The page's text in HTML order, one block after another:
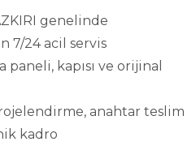
genelinde
7/24 acil servis
kapısı ve orijinal
anahtar teslim
kadro